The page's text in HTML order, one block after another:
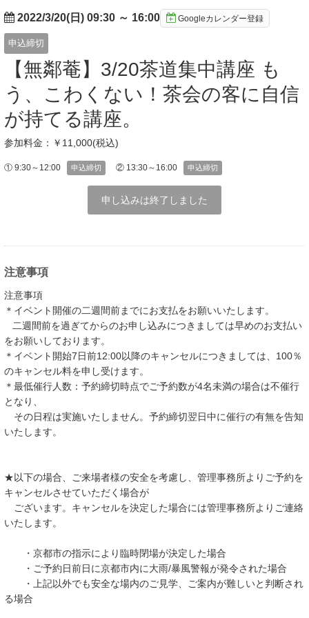
2022/3/20(日) 09:30 ～ 16:00 Googleカレンダー登録
申込締切
【無鄰菴】3/20茶道集中講座 も
う、こわくない！茶会の客に自信
が持てる講座。
参加料金：￥11,000(税込)
① 9:30～12:00 申込締切 ② 13:30～16:00 申込締切
申し込みは終了しました
注意事項
注意事項
＊イベント開催の二週間前までにお支払をお願いいたします。
二週間前を過ぎてからのお申し込みにつきましては早めのお支払い
をお願いしております。
＊イベント開始7日前12:00以降のキャンセルにつきましては、100％
のキャンセル料を申し受けます。
＊最低催行人数：予約締切時点でご予約数が4名未満の場合は不催行
となり、
その日程は実施いたしません。予約締切翌日中に催行の有無を告知
いたします。
★以下の場合、ご来場者様の安全を考慮し、管理事務所よりご予約を
キャンセルさせていただく場合が
ございます。キャンセルを決定した場合には管理事務所よりご連絡
いたします。
・京都市の指示により臨時閉場が決定した場合
・ご予約日前日に京都市内に大雨/暴風警報が発令された場合
・上記以外でも安全な場内のご見学、ご案内が難しいと判断され
る場合